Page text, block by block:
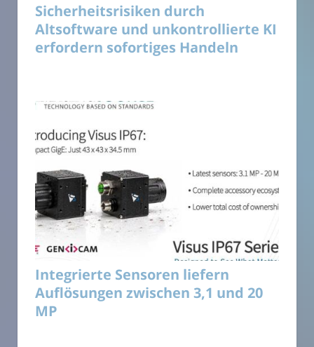
Sicherheitsrisiken durch
Altsoftware und unkontrollierte KI
erfordern sofortiges Handeln
Integrierte Sensoren liefern
Auflösungen zwischen 3,1 und 20
MP